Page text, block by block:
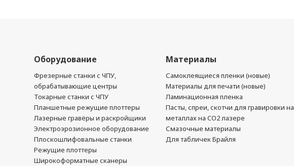
Оборудование
Фрезерные станки с ЧПУ,
обрабатывающие центры
Токарные станки с ЧПУ
Планшетные режущие плоттеры
Лазерные гравёры и раскройщики
Электроэрозионное оборудование
Плоскошлифовальные станки
Режущие плоттеры
Широкоформатные сканеры
Материалы
Самоклеящиеся пленки (новые)
Материалы для печати (новые)
Ламинационная пленка
Пасты, спреи, скотчи для гравировки на
металлах на CO2 лазере
Смазочные материалы
Для табличек Брайля